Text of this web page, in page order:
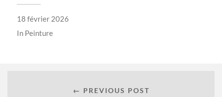
18 février 2026
In Peinture
← PREVIOUS POST